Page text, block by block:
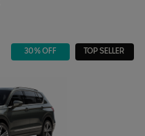
30% OFF TOP SELLER